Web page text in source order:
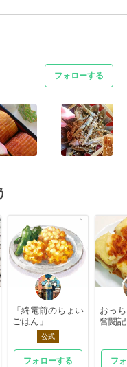
フォローする
「終電前のちょい
ごはん」
公式
フォローする
おっ
奮闘記
フ